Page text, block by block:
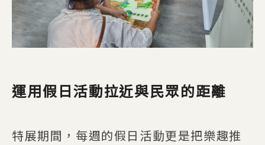
運用假日活動拉近與民眾的距離
特展期間，每週的假日活動更是把樂趣推